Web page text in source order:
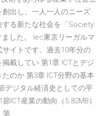
出し、一人一人のニーズ
る新たな社会を「Society
した。 lec東京リーガルマ
イトです。過去10年分の
載してい 第1章 ICTとデジ
のか 第3章 ICT分野の基本
デジタル経済史としての平
ICT産業の動向（5.82MB）
第